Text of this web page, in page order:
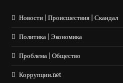
Новости | Происшествия | Скандал
Политика | Экономика
Проблема | Общество
Коррупции.net